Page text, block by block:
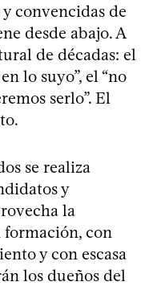
convencidas de
desde abajo. A
de décadas: el
lo suyo”, el “no
serlo”. El
se realiza
y
la
con
y con escasa
los dueños del